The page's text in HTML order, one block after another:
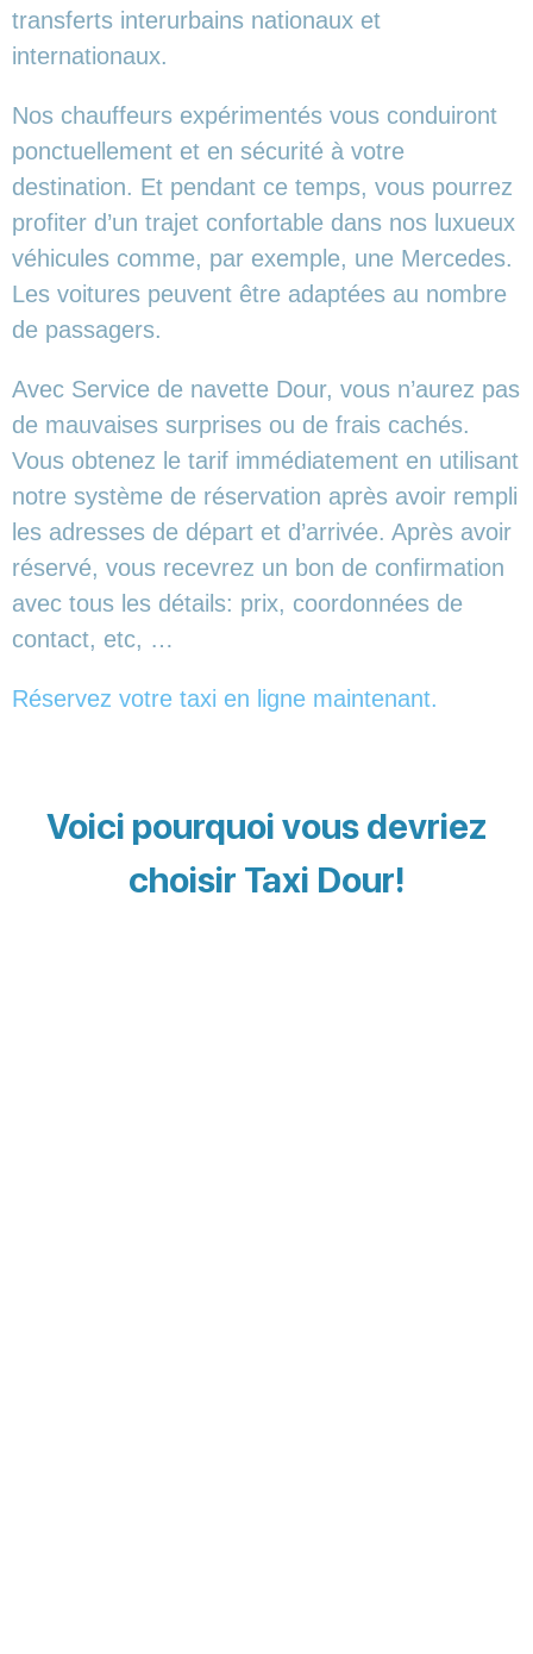
transferts interurbains nationaux et
internationaux.
Nos chauffeurs expérimentés vous conduiront
ponctuellement et en sécurité à votre
destination. Et pendant ce temps, vous pourrez
profiter d’un trajet confortable dans nos luxueux
véhicules comme, par exemple, une Mercedes.
Les voitures peuvent être adaptées au nombre
de passagers.
Avec Service de navette Dour, vous n’aurez pas
de mauvaises surprises ou de frais cachés.
Vous obtenez le tarif immédiatement en utilisant
notre système de réservation après avoir rempli
les adresses de départ et d’arrivée. Après avoir
réservé, vous recevrez un bon de confirmation
avec tous les détails: prix, coordonnées de
contact, etc, …
Réservez votre taxi en ligne maintenant.
Voici pourquoi vous devriez
choisir Taxi Dour!